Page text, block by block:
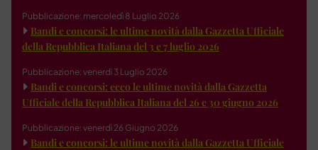
Pubblicazione: mercoledì 8 Luglio 2026
Bandi e concorsi: le ultime novità dalla Gazzetta Ufficiale
della Repubblica Italiana del 3 e 7 luglio 2026
Pubblicazione: venerdì 3 Luglio 2026
Bandi e concorsi: ecco le ultime novità dalla Gazzetta
Ufficiale della Repubblica Italiana del 26 e 30 giugno 2026
Pubblicazione: venerdì 26 Giugno 2026
Bandi e concorsi: le ultime novità dalla Gazzetta Ufficiale